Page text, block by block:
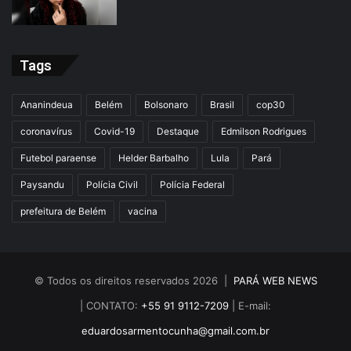
Tags
Ananindeua Belém Bolsonaro Brasil cop30
coronavírus Covid-19 Destaque Edmilson Rodrigues
Futebol paraense Helder Barbalho Lula Pará
Paysandu Polícia Civil Polícia Federal
prefeitura de Belém vacina
© Todos os direitos reservados 2026 | PARÁ WEB NEWS
| CONTATO: +55 91 9112-7209 | E-mail:
eduardosarmentocunha@gmail.com.br